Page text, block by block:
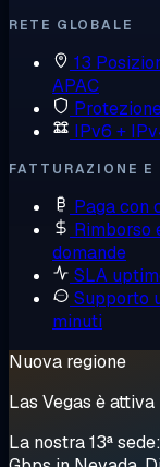
RETE GLOBALE
13
APAC
IPv6 +
FATTURAZIONE E
Paga con
Rimborso
domande
SLA
Supporto
minuti
Nuova regione
Las Vegas è attiva
La nostra 13ª